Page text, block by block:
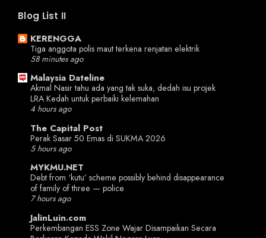
Blog List II
KERENGGA
Tiga anggota polis maut terkena renjatan elektrik
58 minutes ago
Malaysia Dateline
Akmal Nasir tahu ada yang tak suka, dedah isu projek
LRA Kedah untuk perbaiki kelemahan
4 hours ago
The Capital Post
Perak Sasar 50 Emas di SUKMA 2026
5 hours ago
MYKMU.NET
Debt from ‘kutu’ scheme possibly behind disappearance
of family of three — police
7 hours ago
JalinLuin.com
Perkembangan ESS Zone Wajar Disampaikan Secara